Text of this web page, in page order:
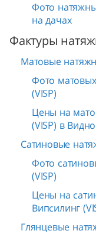
Фото
на дачах
Фактуры
Матовые
Фото
(VISP)
Цены на
(VISP) в
Сатиновые
Фото
(VISP)
Цены на
Випсилинг
Глянцевые